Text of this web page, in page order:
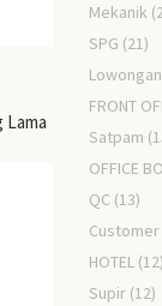
Lama
Mekanik
SPG (21)
FRONT
Satpam
OFFICE
QC (13)
HOTEL (12)
Supir (12)